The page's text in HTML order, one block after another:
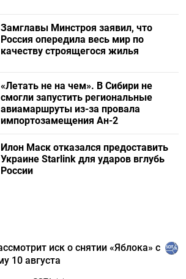
Замглавы Минстроя заявил, что
Россия опередила весь мир по
качеству строящегося жилья
«Летать не на чем». В Сибири не
смогли запустить региональные
авиамаршруты из-за провала
импортозамещения Ан-2
Илон Маск отказался предоставить
Украине Starlink для ударов вглубь
России